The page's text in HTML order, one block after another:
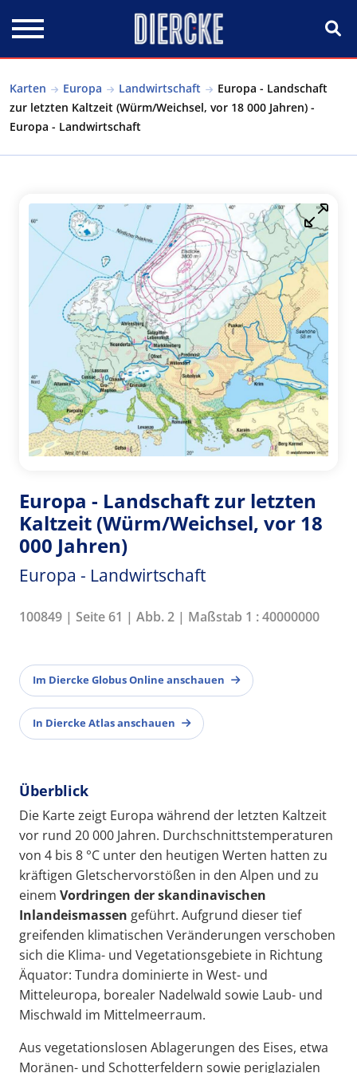
Karten Europa Landwirtschaft
Europa - Landschaft
zur letzten Kaltzeit (Würm/Weichsel, vor 18 000 Jahren) -
Europa - Landwirtschaft
Europa - Landschaft zur letzten
Kaltzeit (Würm/Weichsel, vor 18
000 Jahren)
Europa - Landwirtschaft
100849 | Seite 61 | Abb. 2 | Maßstab 1 : 40000000
Im Diercke Globus Online anschauen
In Diercke Atlas anschauen
Überblick
Die Karte zeigt Europa während der letzten Kaltzeit
vor rund 20 000 Jahren. Durchschnittstemperaturen
von 4 bis 8 °C unter den heutigen Werten hatten zu
kräftigen Gletschervorstößen in den Alpen und zu
einem Vordringen der skandinavischen
Inlandeismassen geführt. Aufgrund dieser tief
greifenden klimatischen Veränderungen verschoben
sich die Klima- und Vegetationsgebiete in Richtung
Äquator: Tundra dominierte in West- und
Mitteleuropa, borealer Nadelwald sowie Laub- und
Mischwald im Mittelmeerraum.
Aus vegetationslosen Ablagerungen des Eises, etwa
Moränen- und Schotterfeldern sowie periglazialen